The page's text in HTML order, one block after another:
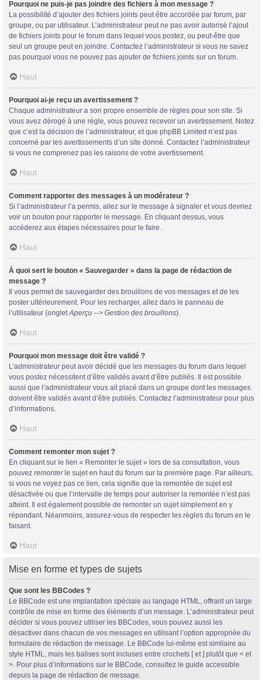
Pourquoi ne puis-je pas joindre des fichiers à mon message ?
La possibilité d’ajouter des fichiers joints peut être accordée par forum, par
groupe, ou par utilisateur. L’administrateur peut ne pas avoir autorisé l’ajout
de fichiers joints pour le forum dans lequel vous postez, ou peut-être que
seul un groupe peut en joindre. Contactez l’administrateur si vous ne savez
pas pourquoi vous ne pouvez pas ajouter de fichiers joints sur un forum.
Haut
Pourquoi ai-je reçu un avertissement ?
Chaque administrateur a son propre ensemble de règles pour son site. Si
vous avez dérogé à une règle, vous pouvez recevoir un avertissement. Notez
que c’est la décision de l’administrateur, et que phpBB Limited n’est pas
concerné par les avertissements d’un site donné. Contactez l’administrateur
si vous ne comprenez pas les raisons de votre avertissement.
Haut
Comment rapporter des messages à un modérateur ?
Si l’administrateur l’a permis, allez sur le message à signaler et vous devriez
voir un bouton pour rapporter le message. En cliquant dessus, vous
accéderez aux étapes nécessaires pour le faire.
Haut
À quoi sert le bouton « Sauvegarder » dans la page de rédaction de
message ?
Il vous permet de sauvegarder des brouillons de vos messages et de les
poster ultérieurement. Pour les recharger, allez dans le panneau de
l’utilisateur (ongletAperçu --> Gestion des brouillons).
Haut
Pourquoi mon message doit être validé ?
L’administrateur peut avoir décidé que les messages du forum dans lequel
vous postez nécessitent d’être validés avant d’être publiés. Il est possible
aussi que l’administrateur vous ait placé dans un groupe dont les messages
doivent être validés avant d’être publiés. Contactez l’administrateur pour plus
d’informations.
Haut
Comment remonter mon sujet ?
En cliquant sur le lien « Remonter le sujet » lors de sa consultation, vous
pouvez remonterle sujet en haut du forum sur la première page. Par ailleurs,
si vous ne voyez pas ce lien, cela signifie que la remontée de sujet est
désactivée ou que l’intervalle de temps pour autoriser la remontée n’est pas
atteint. Il est également possible de remonter un sujet simplement en y
répondant. Néanmoins, assurez-vous de respecter les règles du forum en le
faisant.
Haut
Mise en forme et types de sujets
Que sont les BBCodes ?
Le BBCode est une implantation spéciale au langage HTML, offrant un large
contrôle de mise en forme des éléments d’un message. L’administrateur peut
décider si vous pouvez utiliser les BBCodes, vous pouvez aussi les
désactiver dans chacun de vos messages en utilisant l’option appropriée du
formulaire de rédaction de message. Le BBCode lui-même est similaire au
style HTML, mais les balises sont incluses entre crochets [ et ] plutôt que < et
>. Pour plus d’informations sur le BBCode, consultez le guide accessible
depuis la page de rédaction de message.